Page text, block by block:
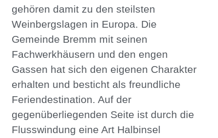
gehören damit zu den steilsten
Weinbergslagen in Europa. Die
Gemeinde Bremm mit seinen
Fachwerkhäusern und den engen
Gassen hat sich den eigenen Charakter
erhalten und besticht als freundliche
Feriendestination. Auf der
gegenüberliegenden Seite ist durch die
Flusswindung eine Art Halbinsel